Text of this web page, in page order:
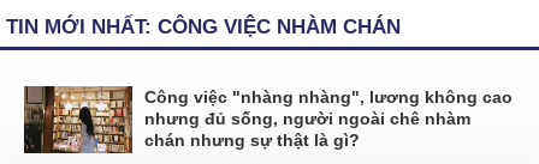
TIN MỚI NHẤT: CÔNG VIỆC NHÀM CHÁN
Công việc "nhàng nhàng", lương không cao
nhưng đủ sống, người ngoài chê nhàm
chán nhưng sự thật là gì?